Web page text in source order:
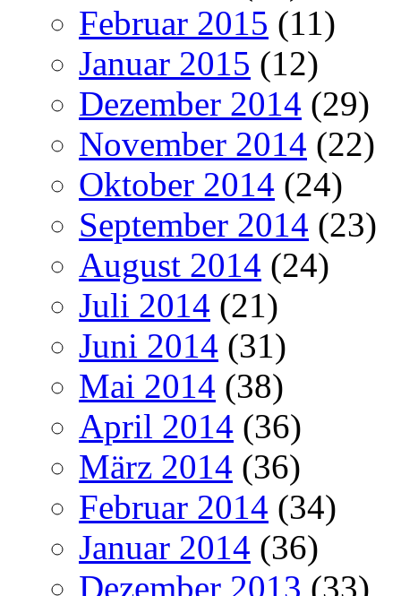
Februar 2015 (11)
Januar 2015 (12)
Dezember 2014 (29)
November 2014 (22)
Oktober 2014 (24)
September 2014 (23)
August 2014 (24)
Juli 2014 (21)
Juni 2014 (31)
Mai 2014 (38)
April 2014 (36)
März 2014 (36)
Februar 2014 (34)
Januar 2014 (36)
Dezember 2013 (33)